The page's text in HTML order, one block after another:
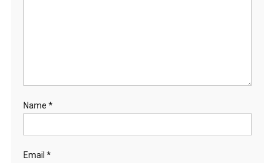
Name *
Email *